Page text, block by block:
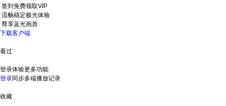
签到免费领取VIP
流畅稳定极光体验
尊享蓝光画质
下载客户端
看过
登录体验更多功能
登录同步多端播放记录
收藏